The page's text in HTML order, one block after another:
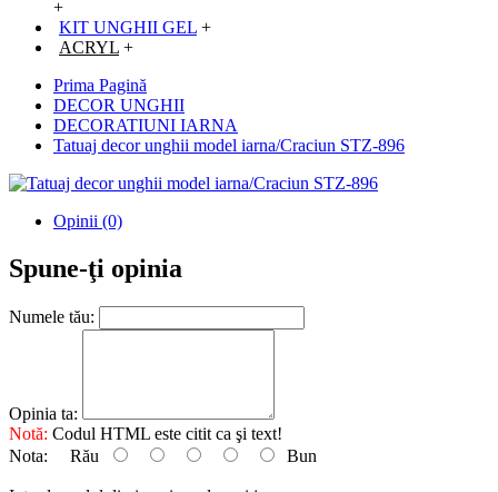
+
KIT UNGHII GEL +
ACRYL +
Prima Pagină
DECOR UNGHII
DECORATIUNI IARNA
Tatuaj decor unghii model iarna/Craciun STZ-896
Opinii (0)
Spune-ţi opinia
Numele tău:
Opinia ta:
Notă: Codul HTML este citit ca şi text!
Nota: Rău Bun